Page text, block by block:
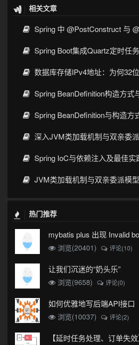
相关文章
Spring 中 @PostConstruct 与 @PreDestroy
Spring Boot集成Quartz定时任务实战 |
数据库存储IPv4地址：为何32位整数优于字符
Spring BeanDefinition构造方式
Spring BeanDefinition与构造方
深入JVM类加载机制与双亲委
Spring IoC与依赖注入及最佳实
JVM类加载机制与双亲委派模
热门推荐
浏览(20401)
评论(10)
让我们沉迷的“奶头乐”
浏览(9658) 评论(0)
如何优雅地写后端API接口
浏览(10037) 评论(2)